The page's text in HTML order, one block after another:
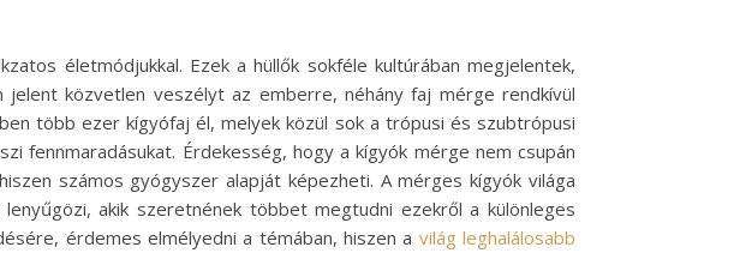
életmódjukkal. Ezek a hüllők sokféle kultúrában megjelentek,
közvetlen veszélyt az emberre, néhány faj mérge rendkívül
több ezer kígyófaj él, melyek közül sok a trópusi és szubtrópusi
fennmaradásukat. Érdekesség, hogy a kígyók mérge nem csupán
számos gyógyszer alapját képezheti. A mérges kígyók világa
akik szeretnének többet megtudni ezekről a különleges
érdemes elmélyedni a témában, hiszen a világ leghalálosabb